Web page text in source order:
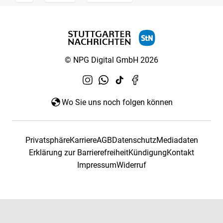
© NPG Digital GmbH 2026
Wo Sie uns noch folgen können
PrivatsphäreKarriereAGBDatenschutzMediadaten
Erklärung zur BarrierefreiheitKündigungKontakt
ImpressumWiderruf